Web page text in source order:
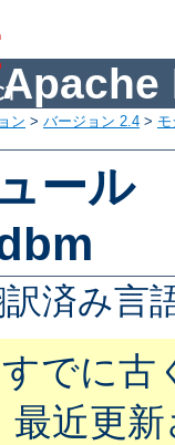
Apache
ン > バージョン 2.4 >
ール
訳済み言
でに古
近更